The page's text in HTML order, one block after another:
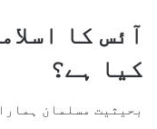
آئس کا
کیا ہے؟
بحیثیت مسلمان